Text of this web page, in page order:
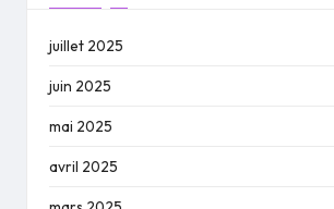
juillet 2025
juin 2025
mai 2025
avril 2025